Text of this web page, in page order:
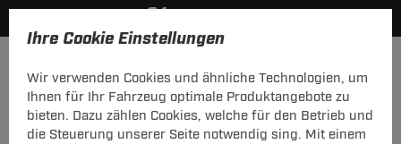
Ihre Cookie Einstellungen
Wir verwenden Cookies und ähnliche Technologien, um
Ihnen für Ihr Fahrzeug optimale Produktangebote zu
bieten. Dazu zählen Cookies, welche für den Betrieb und
die Steuerung unserer Seite notwendig sing. Mit einem
Hier geht's zur Fahrzeugübersicht: Fiat Strada